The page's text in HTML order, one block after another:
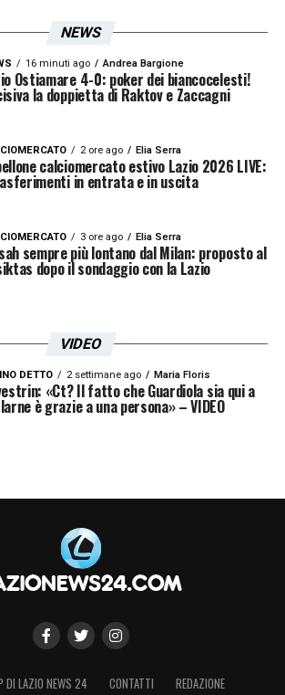
NEWS
16 minuti ago Andrea Bargione
Ostiamare 4-0: poker dei biancocelesti!
la doppietta di Raktov e Zaccagni
2 ore ago Elia Serra
calciomercato estivo Lazio 2026 LIVE:
in entrata e in uscita
3 ore ago Elia Serra
sempre più lontano dal Milan: proposto al
dopo il sondaggio con la Lazio
VIDEO
DETTO 2 settimane ago Maria Floris
«Ct? Il fatto che Guardiola sia qui a
è grazie a una persona» – VIDEO
DI LAZIO NEWS 24 CONTATTI REDAZIONE